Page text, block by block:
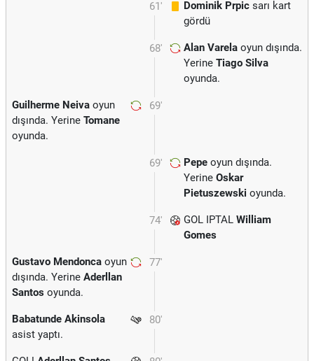
61' Dominik Prpic sarı kart
gördü
68' Alan Varela oyun dışında.
Yerine Tiago Silva
oyunda.
69'
Guilherme Neiva oyun
dışında. Yerine Tomane
oyunda.
69' Pepe oyun dışında.
Yerine Oskar
Pietuszewski oyunda.
74' GOL IPTAL William
Gomes
77'
Gustavo Mendonca oyun
dışında. Yerine Aderllan
Santos oyunda.
80'
Babatunde Akinsola
asist yaptı.